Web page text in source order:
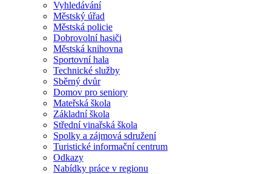
Vyhledávání
Městský úřad
Městská policie
Dobrovolní hasiči
Městská knihovna
Sportovní hala
Technické služby
Sběrný dvůr
Domov pro seniory
Mateřská škola
Základní škola
Střední vinařská škola
Spolky a zájmová sdružení
Turistické informační centrum
Odkazy
Nabídky práce v regionu